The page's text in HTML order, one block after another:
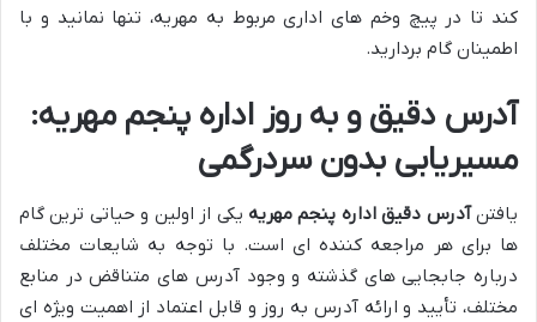
کند تا در پیچ وخم های اداری مربوط به مهریه، تنها نمانید و با
اطمینان گام بردارید.
آدرس دقیق و به روز اداره پنجم مهریه:
مسیریابی بدون سردرگمی
یافتنآدرس دقیق اداره پنجم مهریه یکی از اولین و حیاتی ترین گام
ها برای هر مراجعه کننده ای است. با توجه به شایعات مختلف
درباره جابجایی های گذشته و وجود آدرس های متناقض در منابع
مختلف، تأیید و ارائه آدرس به روز و قابل اعتماد از اهمیت ویژه ای